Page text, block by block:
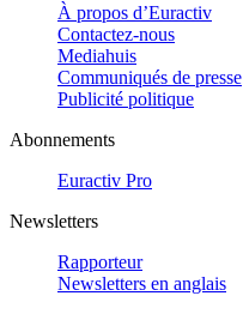
À propos d’Euractiv
Contactez-nous
Mediahuis
Communiqués de presse
Publicité politique
Abonnements
Euractiv Pro
Newsletters
Rapporteur
Newsletters en anglais